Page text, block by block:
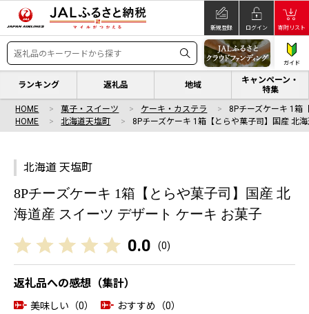
新規登録 ログイン 寄附リスト
ガイド
ランキング 返礼品 地域
キャンペーン・
特集
HOME 菓子・スイーツ ケーキ・カステラ
8Pチーズケーキ 1箱
HOME
北海道天塩町 8Pチーズケーキ 1箱【とらや菓子司】国産 北
北海道 天塩町
8Pチーズケーキ 1箱【とらや菓子司】国産 北
海道産 スイーツ デザート ケーキ お菓子
0.0 (0)
返礼品への感想（集計）
美味しい（0）
おすすめ（0）